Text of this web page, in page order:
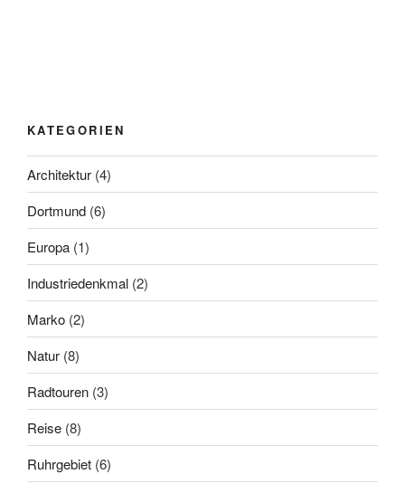
KATEGORIEN
Architektur (4)
Dortmund (6)
Europa (1)
Industriedenkmal (2)
Marko (2)
Natur (8)
Radtouren (3)
Reise (8)
Ruhrgebiet (6)